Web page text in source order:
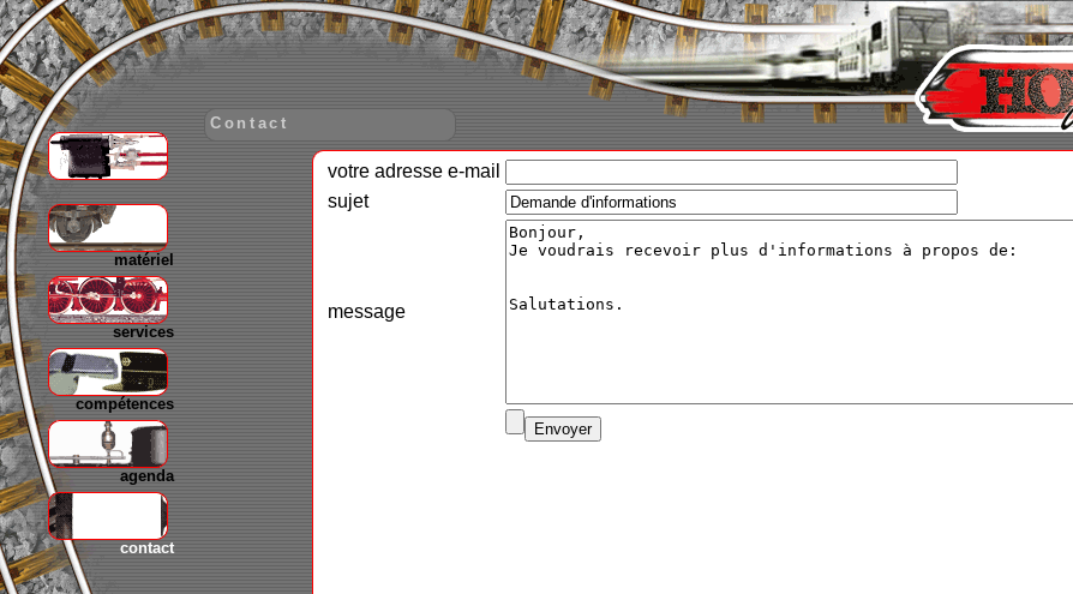
matériel
services
compétences
agenda
contact
Contact
votre adresse e-mail
sujet
message